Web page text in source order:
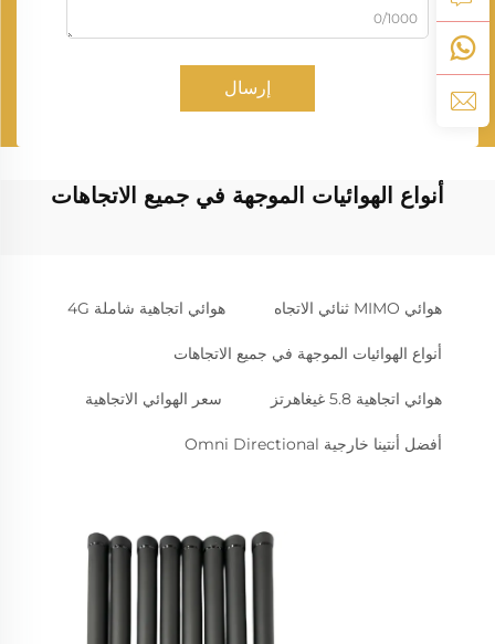
0/1000
إرسال
أنواع الهوائيات الموجهة في جميع الاتجاهات
هوائي MIMO ثنائي الاتجاه هوائي اتجاهية شاملة 4G
أنواع الهوائيات الموجهة في جميع الاتجاهات
هوائي اتجاهية 5.8 غيغاهرتز سعر الهوائي الاتجاهية
أفضل أنتينا خارجية Omni Directional